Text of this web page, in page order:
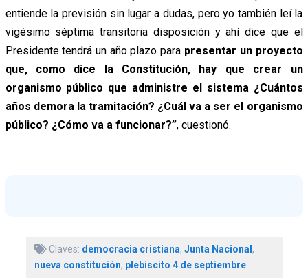
entiende la previsión sin lugar a dudas, pero yo también leí la
vigésimo séptima transitoria disposición y ahí dice que el
Presidente tendrá un año plazo para presentar un proyecto
que, como dice la Constitución, hay que crear un
organismo público que administre el sistema ¿Cuántos
años demora la tramitación? ¿Cuál va a ser el organismo
público? ¿Cómo va a funcionar?”, cuestionó.
Claves: democracia cristiana, Junta Nacional,
nueva constitución, plebiscito 4 de septiembre